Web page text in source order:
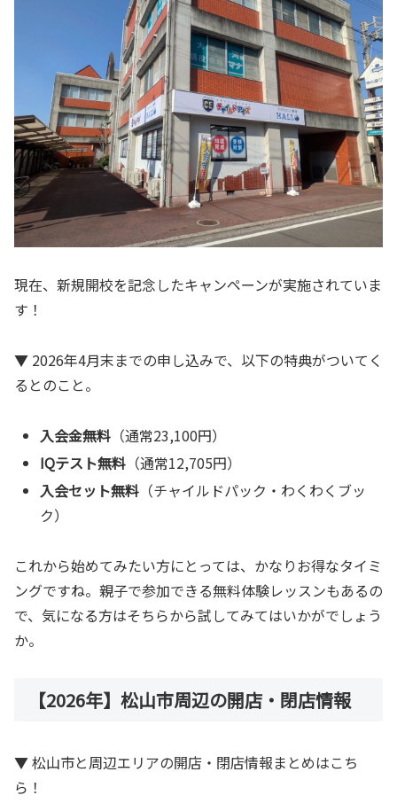
現在、新規開校を記念したキャンペーンが実施されていま
す！
▼ 2026年4月末までの申し込みで、以下の特典がついてく
るとのこと。
入会金無料 （通常23,100円）
IQテスト無料 （通常12,705円）
入会セット無料 （チャイルドパック・わくわくブッ
ク）
これから始めてみたい方にとっては、かなりお得なタイミ
ングですね。親子で参加できる無料体験レッスンもあるの
で、気になる方はそちらから試してみてはいかがでしょう
か。
【2026年】松山市周辺の開店・閉店情報
▼ 松山市と周辺エリアの開店・閉店情報まとめはこち
ら！